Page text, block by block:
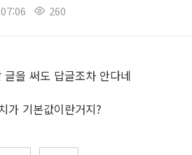
260
을 써도 답글조차 안다네
가 기본값이란거지?